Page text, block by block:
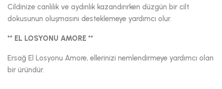
Cildinize canlılık ve aydınlık kazandırırken düzgün bir cilt
dokusunun oluşmasını desteklemeye yardımcı olur.
** EL LOSYONU AMORE **
Ersağ El Losyonu Amore, ellerinizi nemlendirmeye yardımcı olan
bir üründür.